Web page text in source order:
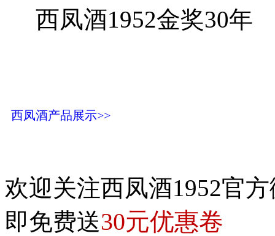
西凤酒1952金奖30年
西凤酒产品展示>>
欢迎关注西凤酒1952官
即免费送30元优惠卷